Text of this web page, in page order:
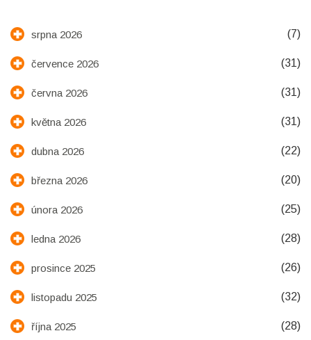
srpna 2026 (7)
července 2026 (31)
června 2026 (31)
května 2026 (31)
dubna 2026 (22)
března 2026 (20)
února 2026 (25)
ledna 2026 (28)
prosince 2025 (26)
listopadu 2025 (32)
října 2025 (28)